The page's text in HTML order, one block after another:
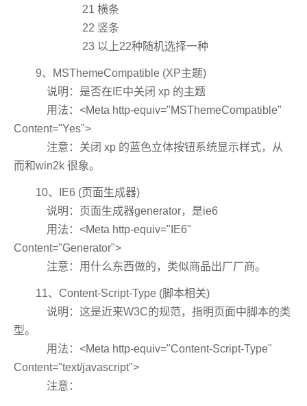
21 横条
22 竖条
23 以上22种随机选择一种
9、MSThemeCompatible (XP主题)
说明：是否在IE中关闭 xp 的主题
用法：<Meta http-equiv="MSThemeCompatible"
Content="Yes">
注意：关闭 xp 的蓝色立体按钮系统显示样式，从
而和win2k 很象。
10、IE6 (页面生成器)
说明：页面生成器generator，是ie6
用法：<Meta http-equiv="IE6"
Content="Generator">
注意：用什么东西做的，类似商品出厂厂商。
11、Content-Script-Type (脚本相关)
说明：这是近来W3C的规范，指明页面中脚本的类
型。
用法：<Meta http-equiv="Content-Script-Type"
Content="text/javascript">
注意：